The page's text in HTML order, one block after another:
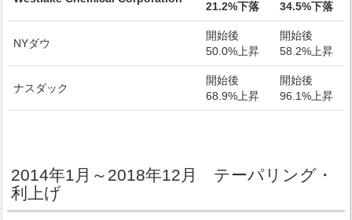
21.2%下落
34.5%下落
NYダウ
開始後
50.0%上昇
開始後
58.2%上昇
ナスダック
開始後
68.9%上昇
開始後
96.1%上昇
2014年1月～2018年12月 テーパリング・
利上げ